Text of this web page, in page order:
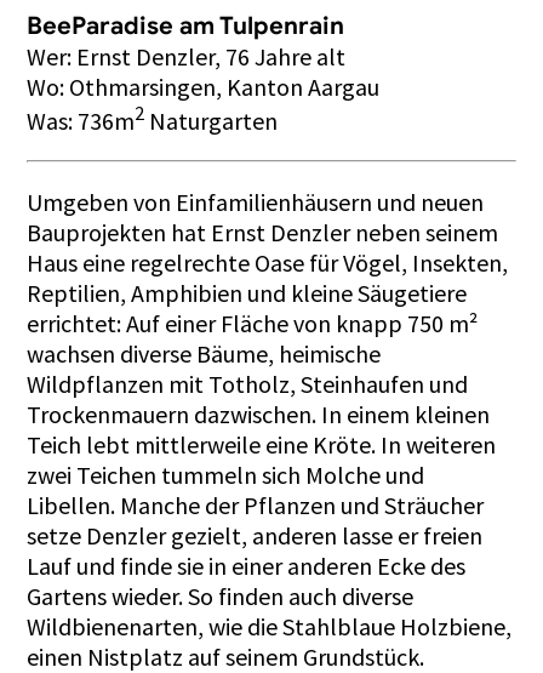
BeeParadise am Tulpenrain
Wer: Ernst Denzler, 76 Jahre alt
Wo: Othmarsingen, Kanton Aargau
Was: 736m2 Naturgarten
Umgeben von Einfamilienhäusern und neuen
Bauprojekten hat Ernst Denzler neben seinem
Haus eine regelrechte Oase für Vögel, Insekten,
Reptilien, Amphibien und kleine Säugetiere
errichtet: Auf einer Fläche von knapp 750 m²
wachsen diverse Bäume, heimische
Wildpflanzen mit Totholz, Steinhaufen und
Trockenmauern dazwischen. In einem kleinen
Teich lebt mittlerweile eine Kröte. In weiteren
zwei Teichen tummeln sich Molche und
Libellen. Manche der Pflanzen und Sträucher
setze Denzler gezielt, anderen lasse er freien
Lauf und finde sie in einer anderen Ecke des
Gartens wieder. So finden auch diverse
Wildbienenarten, wie die Stahlblaue Holzbiene,
einen Nistplatz auf seinem Grundstück.